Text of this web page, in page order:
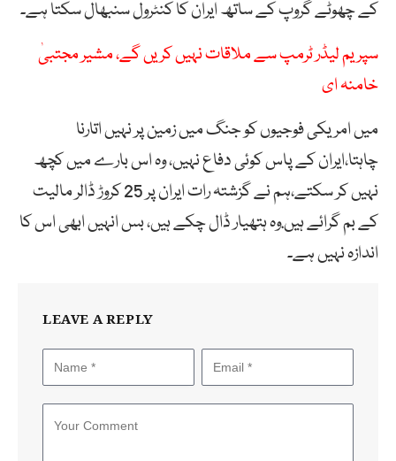
کے چھوٹے گروپ کے ساتھ ایران کا کنٹرول سنبھال سکتا ہے۔
سپریم لیڈر ٹرمپ سے ملاقات نہیں کریں گے، مشیر مجتبیٰ
خامنہ ای
میں امریکی فوجیوں کو جنگ میں زمین پر نہیں اتارنا
چاہتا،ایران کے پاس کوئی دفاع نہیں، وہ اس بارے میں کچھ
نہیں کر سکتے،ہم نے گزشتہ رات ایران پر 25 کروڑ ڈالر مالیت
کے بم گرائے ہیں.وہ ہتھیار ڈال چکے ہیں، بس انہیں ابھی اس کا
اندازہ نہیں ہے۔
LEAVE A REPLY